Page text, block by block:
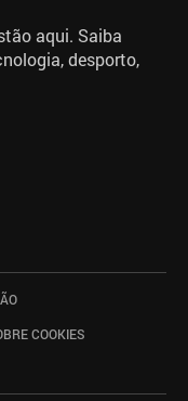
aqui. Saiba
desporto,
COOKIES